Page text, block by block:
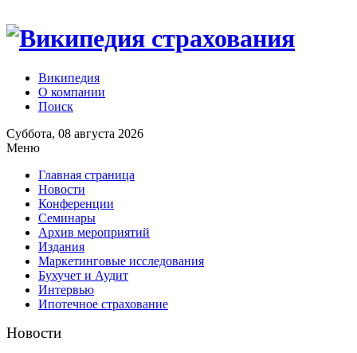
Википедия
О компании
Поиск
Суббота, 08 августа 2026
Меню
Главная страница
Новости
Конференции
Семинары
Архив мероприятий
Издания
Маркетинговые исследования
Бухучет и Аудит
Интервью
Ипотечное страхование
Новости